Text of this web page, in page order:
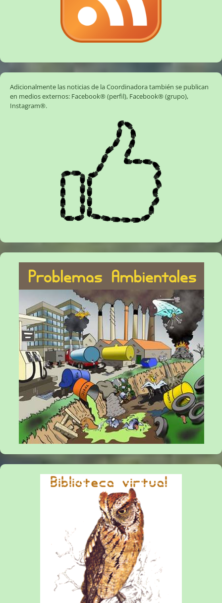
Adicionalmente las noticias de la Coordinadora también se publican
en medios externos: Facebook® (perfil), Facebook® (grupo),
Instagram®.